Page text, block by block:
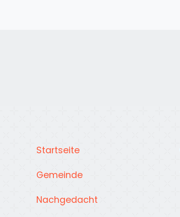
Startseite
Gemeinde
Nachgedacht